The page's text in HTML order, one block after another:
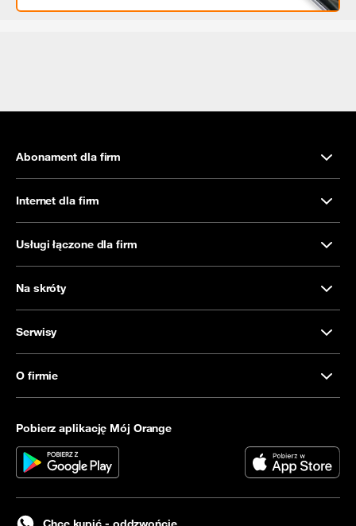
Abonament dla firm
Internet dla firm
Usługi łączone dla firm
Na skróty
Serwisy
O firmie
Pobierz aplikację Mój Orange